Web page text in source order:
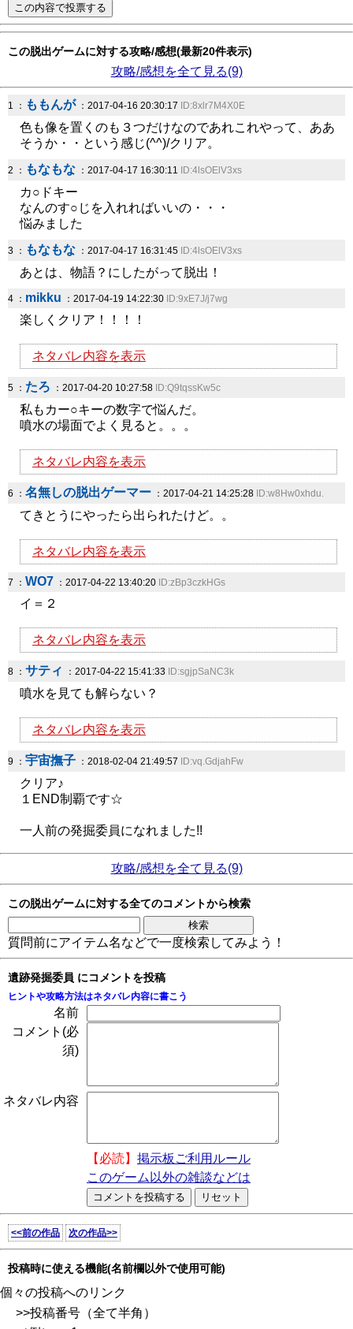
この脱出ゲームに対する攻略/感想(最新20件表示)
攻略/感想を全て見る(9)
1 ： ももんが：2017-04-16 20:30:17 ID:8xlr7M4X0E
色も像を置くのも３つだけなのであれこれやって、ああ
そうか・・という感じ(^^)/クリア。
2 ： もなもな ：2017-04-17 16:30:11 ID:4lsOElV3xs
カ○ドキー
なんのす○じを入れればいいの・・・
悩みました
3 ： もなもな ：2017-04-17 16:31:45 ID:4lsOElV3xs
あとは、物語？にしたがって脱出！
4 ： mikku ：2017-04-19 14:22:30 ID:9xE7J/j7wg
楽しくクリア！！！！
ネタバレ内容を表示
5 ： たろ ：2017-04-20 10:27:58 ID:Q9tqssKw5c
私もカー○キーの数字で悩んだ。
噴水の場面でよく見ると。。。
ネタバレ内容を表示
6 ： 名無しの脱出ゲーマー ：2017-04-21 14:25:28 ID:w8Hw0xhdu.
てきとうにやったら出られたけど。。
ネタバレ内容を表示
7 ： WO7 ：2017-04-22 13:40:20 ID:zBp3czkHGs
イ＝２
ネタバレ内容を表示
8 ： サティ ：2017-04-22 15:41:33 ID:sgjpSaNC3k
噴水を見ても解らない？
ネタバレ内容を表示
9 ： 宇宙撫子 ：2018-02-04 21:49:57 ID:vq.GdjahFw
クリア♪
１END制覇です☆
一人前の発掘委員になれました!!
攻略/感想を全て見る(9)
この脱出ゲームに対する全てのコメントから検索
質問前にアイテム名などで一度検索してみよう！
遺跡発掘委員 にコメントを投稿
ヒントや攻略方法はネタバレ内容に書こう
名前
コメント(必
須)
ネタバレ内容
【必読】 掲示板ご利用ルール
このゲーム以外の雑談などは
<<前の作品 次の作品>>
投稿時に使える機能(名前欄以外で使用可能)
個々の投稿へのリンク
>>投稿番号（全て半角）